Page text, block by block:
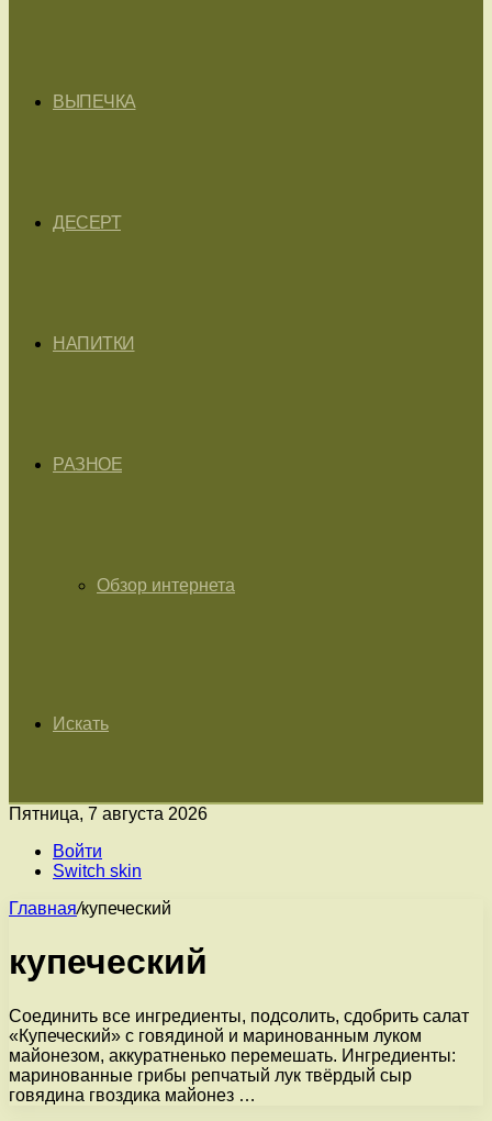
ВЫПЕЧКА
ДЕСЕРТ
НАПИТКИ
РАЗНОЕ
Обзор интернета
Искать
Пятница, 7 августа 2026
Войти
Switch skin
Главная/купеческий
купеческий
Соединить все ингредиенты, подсолить, сдобрить салат
«Купеческий» с говядиной и маринованным луком
майонезом, аккуратненько перемешать. Ингредиенты:
маринованные грибы репчатый лук твёрдый сыр
говядина гвоздика майонез …